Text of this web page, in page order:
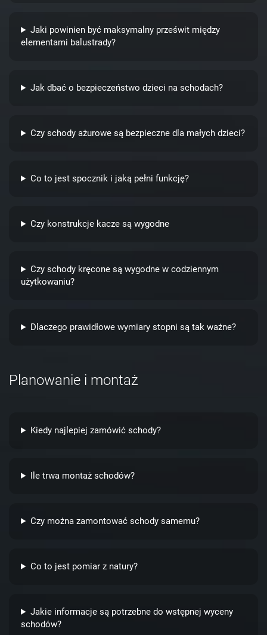
Jaki powinien być maksymalny prześwit między
elementami balustrady?
Jak dbać o bezpieczeństwo dzieci na schodach?
Czy schody ażurowe są bezpieczne dla małych dzieci?
Co to jest spocznik i jaką pełni funkcję?
Czy konstrukcje kacze są wygodne
Czy schody kręcone są wygodne w codziennym
użytkowaniu?
Dlaczego prawidłowe wymiary stopni są tak ważne?
Planowanie i montaż
Kiedy najlepiej zamówić schody?
Ile trwa montaż schodów?
Czy można zamontować schody samemu?
Co to jest pomiar z natury?
Jakie informacje są potrzebne do wstępnej wyceny
schodów?